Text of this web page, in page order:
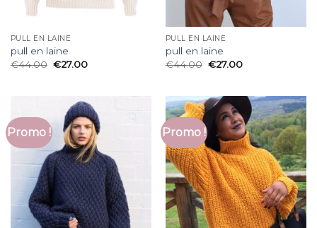
PULL EN LAINE
pull en laine
€44.00 €27.00
PULL EN LAINE
pull en laine
€44.00 €27.00
Promo ! Promo !